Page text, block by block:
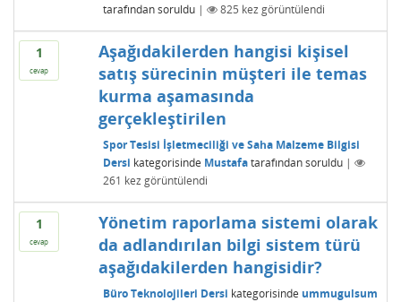
tarafından soruldu | 825 kez görüntülendi
1
cevap
Aşağıdakilerden hangisi kişisel
satış sürecinin müşteri ile temas
kurma aşamasında
gerçekleştirilen
Spor Tesisi İşletmeciliği ve Saha Malzeme Bilgisi
Dersi kategorisinde Mustafa tarafından soruldu |
261 kez görüntülendi
1
cevap
Yönetim raporlama sistemi olarak
da adlandırılan bilgi sistem türü
aşağıdakilerden hangisidir?
Büro Teknolojileri Dersi kategorisinde ummugulsum